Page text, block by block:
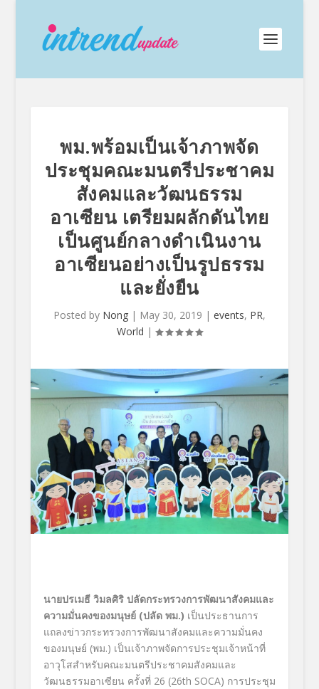
พม.พร้อมเป็นเจ้าภาพจัด
ประชุมคณะมนตรีประชาคม
สังคมและวัฒนธรรม
อาเซียน เตรียมผลักดันไทย
เป็นศูนย์กลางดำเนินงาน
อาเซียนอย่างเป็นรูปธรรม
และยั่งยืน
Posted by Nong| May 30, 2019 | events, PR,
World |
นายปรเมธี วิมลศิริ ปลัดกระทรวงการพัฒนาสังคมและ
ความมั่นคงของมนุษย์ (ปลัด พม.) เป็นประธานการ
แถลงข่าวกระทรวงการพัฒนาสังคมและความมั่นคง
ของมนุษย์ (พม.) เป็นเจ้าภาพจัดการประชุมเจ้าหน้าที่
อาวุโสสำหรับคณะมนตรีประชาคมสังคมและ
วัฒนธรรมอาเซียน ครั้งที่ 26 (26th SOCA) การประชุม